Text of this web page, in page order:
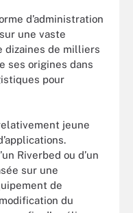
d’administration
une vaste
dizaines de milliers
ses origines dans
pour
jeune
Riverbed ou d’un
sur une
de
du